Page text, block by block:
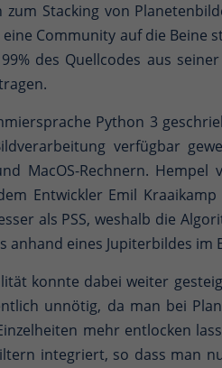
Stacking von
Community auf die
des Quellcodes aus
Python 3
verfügbar
MacOS-Rechnern.
Entwickler Emil
als PSS, weshalb die
anhand eines Jupiterbildes
konnte dabei weiter
unnötig, da man bei
mehr entlocken
integriert, so dass man